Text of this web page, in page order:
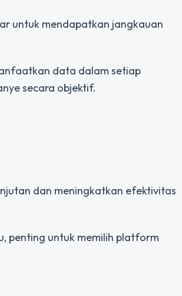
untuk mendapatkan jangkauan
data dalam setiap
secara objektif.
dan meningkatkan efektivitas
penting untuk memilih platform